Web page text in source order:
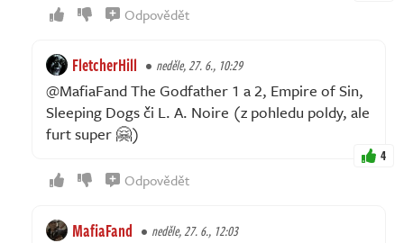
Odpovědět
FletcherHill neděle, 27. 6., 10:29
@MafiaFand The Godfather 1 a 2, Empire of Sin,
Sleeping Dogs či L. A. Noire (z pohledu poldy, ale
furt super 🤗)
4
Odpovědět
MafiaFand neděle, 27. 6., 12:03